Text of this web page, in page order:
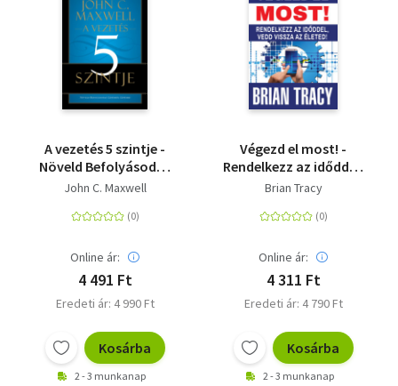
A vezetés 5 szintje -
Növeld Befolyásodat
Lépésről-Lépésre!
John C. Maxwell
Online ár:
4 491 Ft
Eredeti ár: 4 990 Ft
Kosárba
2 - 3 munkanap
Végezd el most! -
Rendelkezz az időddel,
vedd vissza az életed!
Brian Tracy
Online ár:
4 311 Ft
Eredeti ár: 4 790 Ft
Kosárba
2 - 3 munkanap